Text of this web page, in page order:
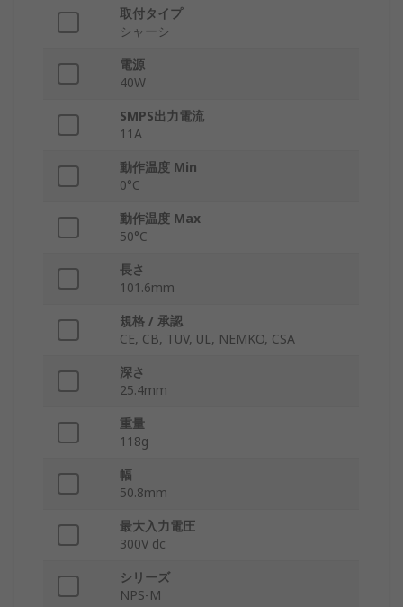
取付タイプ
シャーシ
電源
40W
SMPS出力電流
11A
動作温度 Min
0°C
動作温度 Max
50°C
長さ
101.6mm
規格 / 承認
CE, CB, TUV, UL, NEMKO, CSA
深さ
25.4mm
重量
118g
幅
50.8mm
最大入力電圧
300V dc
シリーズ
NPS-M